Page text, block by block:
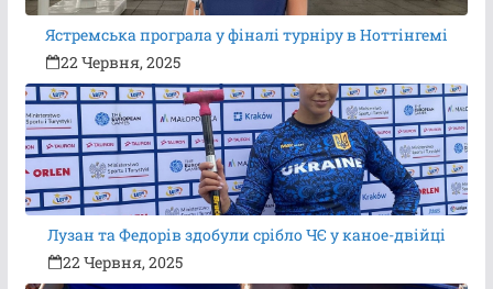
Ястремська програла у фіналі турніру в Ноттінгемі
22 Червня, 2025
Лузан та Федорів здобули срібло ЧЄ у каное-двійці
22 Червня, 2025